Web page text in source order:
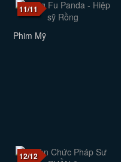
11/11
Phim Mỹ
12/12